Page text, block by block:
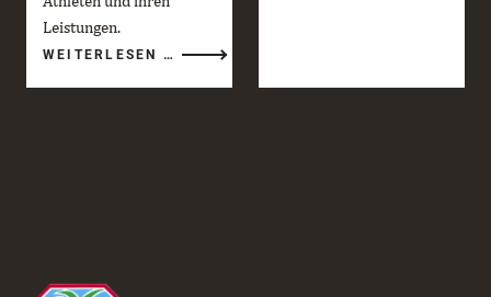
Leistungen.
WEITERLESEN …